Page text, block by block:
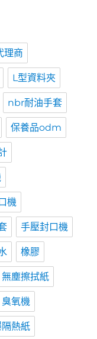
理商
L型資料夾
nbr耐油手套
保養品odm
機
手壓封口機
橡膠
無塵擦拭紙
臭氧機
隔熱紙